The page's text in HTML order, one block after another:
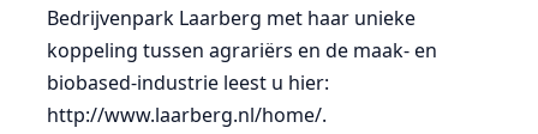
Bedrijvenpark Laarberg met haar unieke
koppeling tussen agrariërs en de maak- en
biobased-industrie leest u hier:
http://www.laarberg.nl/home/.